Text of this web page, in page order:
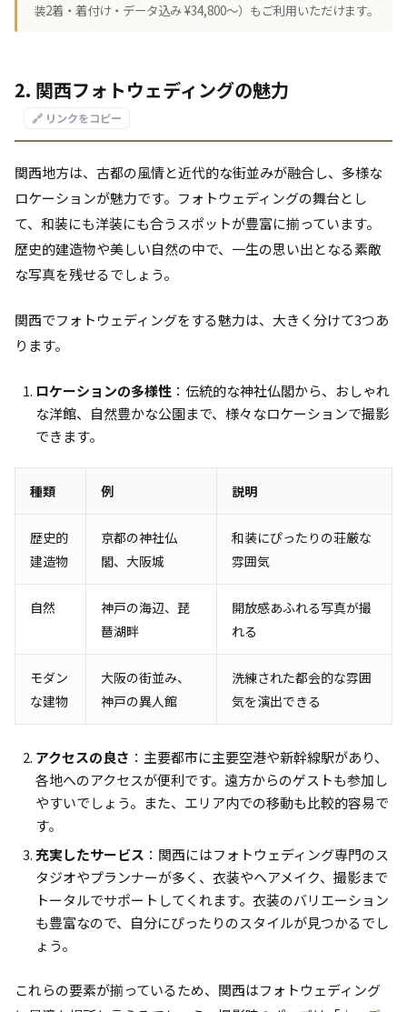
装2着・着付け・データ込み ¥34,800〜）もご利用いただけます。
2. 関西フォトウェディングの魅力
🔗 リンクをコピー
関西地方は、古都の風情と近代的な街並みが融合し、多様な
ロケーションが魅力です。フォトウェディングの舞台とし
て、和装にも洋装にも合うスポットが豊富に揃っています。
歴史的建造物や美しい自然の中で、一生の思い出となる素敵
な写真を残せるでしょう。
関西でフォトウェディングをする魅力は、大きく分けて3つあ
ります。
ロケーションの多様性 ：伝統的な神社仏閣から、おしゃれ
な洋館、自然豊かな公園まで、様々なロケーションで撮影
できます。
種類 例 説明
歴史的
建造物
京都の神社仏
閣、大阪城
和装にぴったりの荘厳な
雰囲気
自然
神戸の海辺、琵
琶湖畔
開放感あふれる写真が撮
れる
モダン
な建物
大阪の街並み、
神戸の異人館
洗練された都会的な雰囲
気を演出できる
アクセスの良さ ：主要都市に主要空港や新幹線駅があり、
各地へのアクセスが便利です。遠方からのゲストも参加し
やすいでしょう。また、エリア内での移動も比較的容易で
す。
充実したサービス ：関西にはフォトウェディング専門のス
タジオやプランナーが多く、衣装やヘアメイク、撮影まで
トータルでサポートしてくれます。衣装のバリエーション
も豊富なので、自分にぴったりのスタイルが見つかるでし
ょう。
これらの要素が揃っているため、関西はフォトウェディング